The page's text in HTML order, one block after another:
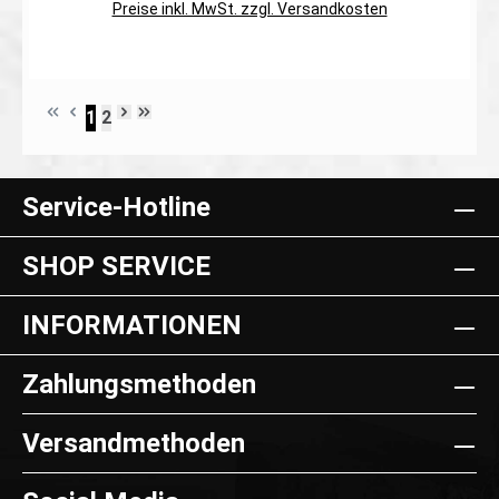
ein Patch. Erhältlich auch ohne Klett auf der Rückseite
Preise inkl. MwSt. zzgl. Versandkosten
Seite
1
Seite
2
Service-Hotline
SHOP SERVICE
INFORMATIONEN
Zahlungsmethoden
Versandmethoden